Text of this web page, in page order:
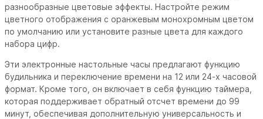
разнообразные цветовые эффекты. Настройте режим
цветного отображения с оранжевым монохромным цветом
по умолчанию или установите разные цвета для каждого
набора цифр.
Эти электронные настольные часы предлагают функцию
будильника и переключение времени на 12 или 24-х часовой
формат. Кроме того, он включает в себя функцию таймера,
которая поддерживает обратный отсчет времени до 99
минут, обеспечивая дополнительную универсальность и